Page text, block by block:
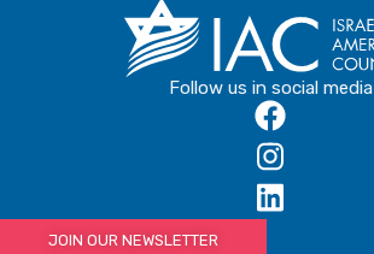
Follow us in social media
JOIN OUR NEWSLETTER